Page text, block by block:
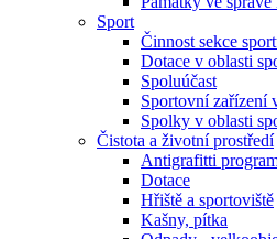
Sport
Činnost sekce
Dotace v oblasti
Spoluúčast
Sportovní zařízení
Spolky v oblasti
Čistota a životní prostředí
Antigrafitti
Dotace
Hřiště a sportoviště
Kašny, pítka